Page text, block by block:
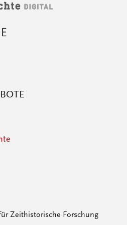
Zeithistorische Forschung